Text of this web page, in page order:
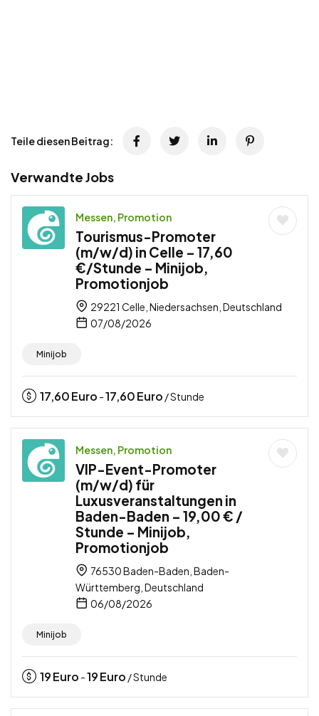
Teile diesen Beitrag:
Verwandte Jobs
Messen, Promotion
Tourismus-Promoter
(m/w/d) in Celle – 17,60
€/Stunde – Minijob,
Promotionjob
29221 Celle, Niedersachsen, Deutschland
07/08/2026
Minijob
17,60Euro -17,60Euro / Stunde
Messen, Promotion
VIP-Event-Promoter
(m/w/d) für
Luxusveranstaltungen in
Baden-Baden – 19,00 € /
Stunde – Minijob,
Promotionjob
76530 Baden-Baden, Baden-
Württemberg, Deutschland
06/08/2026
Minijob
19Euro -19Euro / Stunde